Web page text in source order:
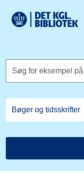
Det Kongelige
Søg for eksempel på